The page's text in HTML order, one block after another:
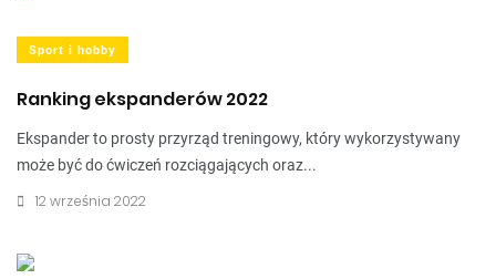
Sport i hobby
Ranking ekspanderów 2022
Ekspander to prosty przyrząd treningowy, który wykorzystywany
może być do ćwiczeń rozciągających oraz...
12 września 2022